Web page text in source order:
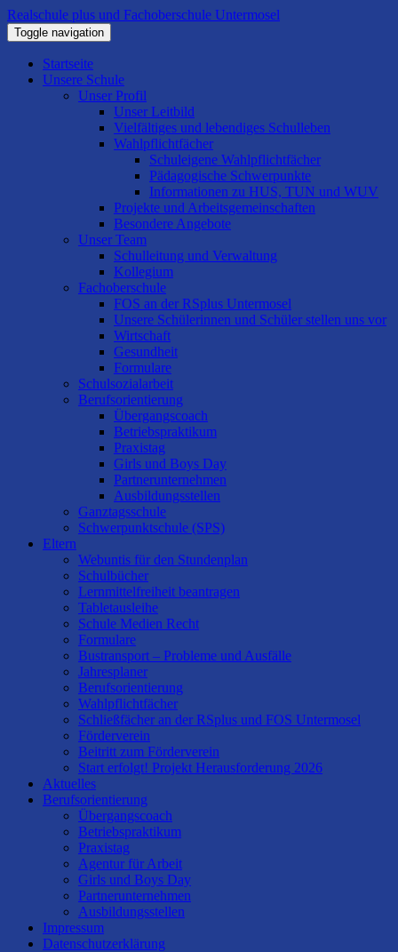
Realschule plus und Fachoberschule Untermosel
Toggle navigation
Startseite
Unsere Schule
Unser Profil
Unser Leitbild
Vielfältiges und lebendiges Schulleben
Wahlpflichtfächer
Schuleigene Wahlpflichtfächer
Pädagogische Schwerpunkte
Informationen zu HUS, TUN und WUV
Projekte und Arbeitsgemeinschaften
Besondere Angebote
Unser Team
Schulleitung und Verwaltung
Kollegium
Fachoberschule
FOS an der RSplus Untermosel
Unsere Schülerinnen und Schüler stellen uns vor
Wirtschaft
Gesundheit
Formulare
Schulsozialarbeit
Berufsorientierung
Übergangscoach
Betriebspraktikum
Praxistag
Girls und Boys Day
Partnerunternehmen
Ausbildungsstellen
Ganztagsschule
Schwerpunktschule (SPS)
Eltern
Webuntis für den Stundenplan
Schulbücher
Lernmittelfreiheit beantragen
Tabletausleihe
Schule Medien Recht
Formulare
Bustransport – Probleme und Ausfälle
Jahresplaner
Berufsorientierung
Wahlpflichtfächer
Schließfächer an der RSplus und FOS Untermosel
Förderverein
Beitritt zum Förderverein
Start erfolgt! Projekt Herausforderung 2026
Aktuelles
Berufsorientierung
Übergangscoach
Betriebspraktikum
Praxistag
Agentur für Arbeit
Girls und Boys Day
Partnerunternehmen
Ausbildungsstellen
Impressum
Datenschutzerklärung